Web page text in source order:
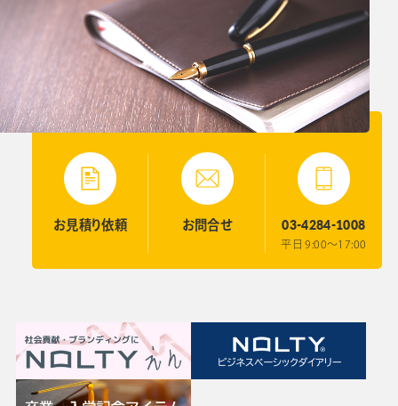
お見積り依頼 お問合せ 03-4284-1008
平日 9:00〜17:00